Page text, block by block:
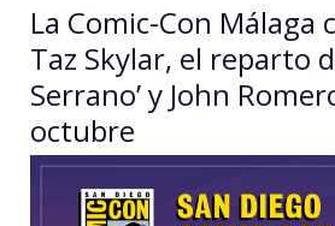
La Comic-Con Málaga
Taz Skylar, el reparto
Serrano’ y John
octubre